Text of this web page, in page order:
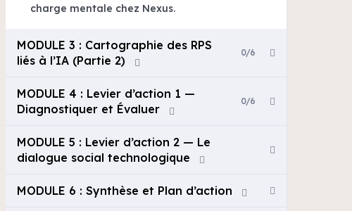
charge mentale chez Nexus.
MODULE 3 : Cartographie des RPS
liés à l’IA (Partie 2)
0/6
MODULE 4 : Levier d’action 1 —
Diagnostiquer et Évaluer
0/6
MODULE 5 : Levier d’action 2 — Le
dialogue social technologique
MODULE 6 : Synthèse et Plan d’action